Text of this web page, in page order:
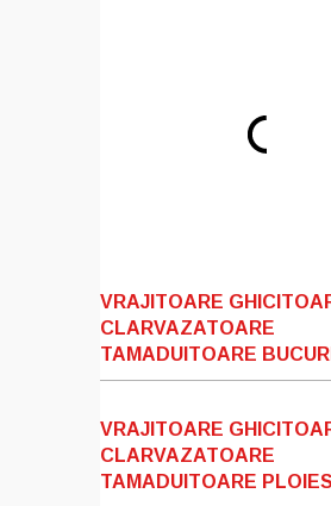
VRAJITOARE
CLARVAZATOARE
TAMADUITOARE
VRAJITOARE
CLARVAZATOARE
TAMADUITOARE